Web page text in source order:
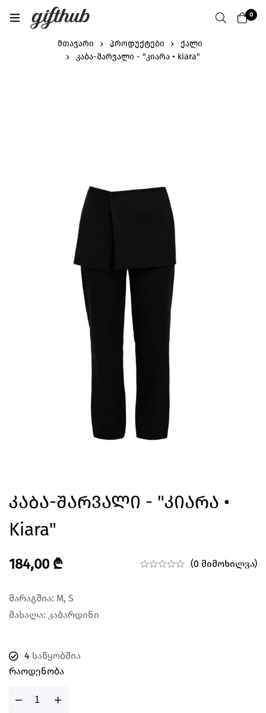
0
მთავარი პროდუქტები
ქალი
კაბა-შარვალი - "კიარა • kiara"
Კაბა-Შარვალი - "კიარა •
Kiara"
184,00 ₾ (0 მიმოხილვა)
მარაგშია: M, S
მასალა: კაბარდინი
4 საწყობშია
Რაოდენობა